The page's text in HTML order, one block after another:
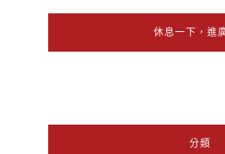
休息一下，進
分類